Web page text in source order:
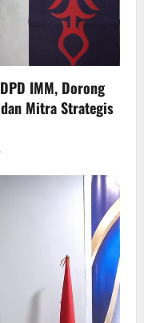
IMM, Dorong
Mitra Strategis